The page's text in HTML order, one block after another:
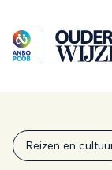
Reizen en